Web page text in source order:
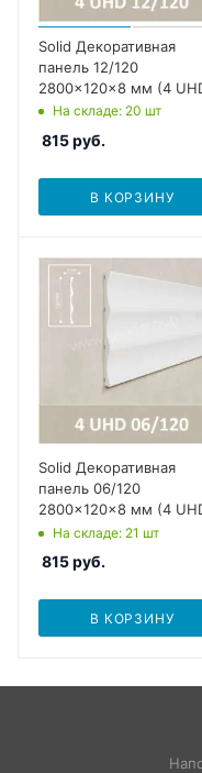
Solid Декоративная
панель 12/120
2800x120x8 мм (4
На складе: 20 шт
815руб.
В КОРЗИНУ
Solid Декоративная
панель 06/120
2800x120x8 мм (4
На складе: 21 шт
815руб.
В КОРЗИНУ